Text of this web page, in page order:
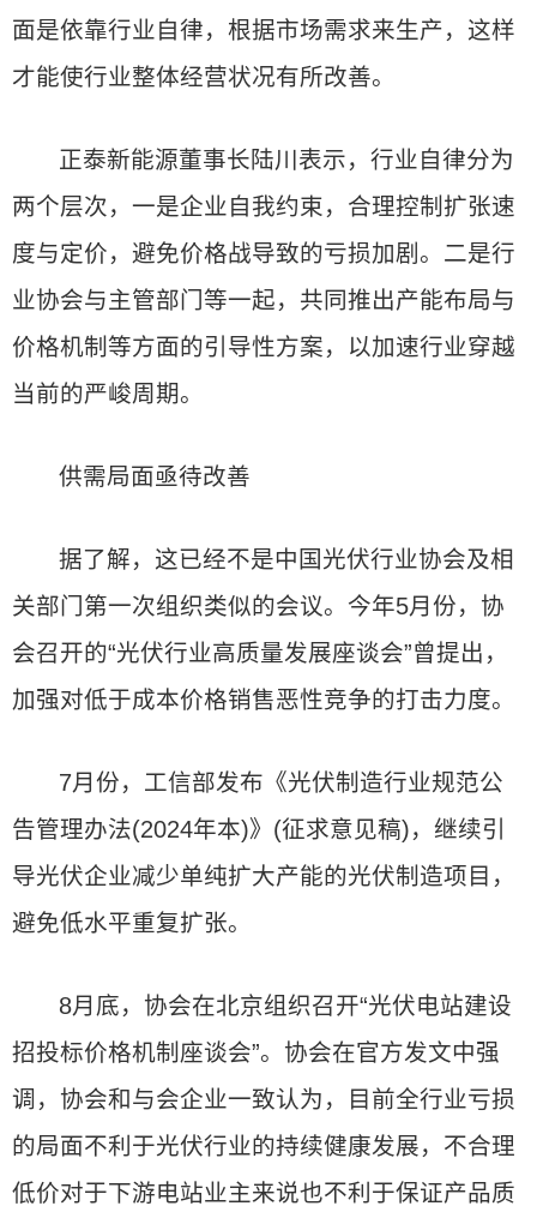
面是依靠行业自律，根据市场需求来生产，这样
才能使行业整体经营状况有所改善。
正泰新能源董事长陆川表示，行业自律分为
两个层次，一是企业自我约束，合理控制扩张速
度与定价，避免价格战导致的亏损加剧。二是行
业协会与主管部门等一起，共同推出产能布局与
价格机制等方面的引导性方案，以加速行业穿越
当前的严峻周期。
供需局面亟待改善
据了解，这已经不是中国光伏行业协会及相
关部门第一次组织类似的会议。今年5月份，协
会召开的“光伏行业高质量发展座谈会”曾提出，
加强对低于成本价格销售恶性竞争的打击力度。
7月份，工信部发布《光伏制造行业规范公
告管理办法(2024年本)》(征求意见稿)，继续引
导光伏企业减少单纯扩大产能的光伏制造项目，
避免低水平重复扩张。
8月底，协会在北京组织召开“光伏电站建设
招投标价格机制座谈会”。协会在官方发文中强
调，协会和与会企业一致认为，目前全行业亏损
的局面不利于光伏行业的持续健康发展，不合理
低价对于下游电站业主来说也不利于保证产品质